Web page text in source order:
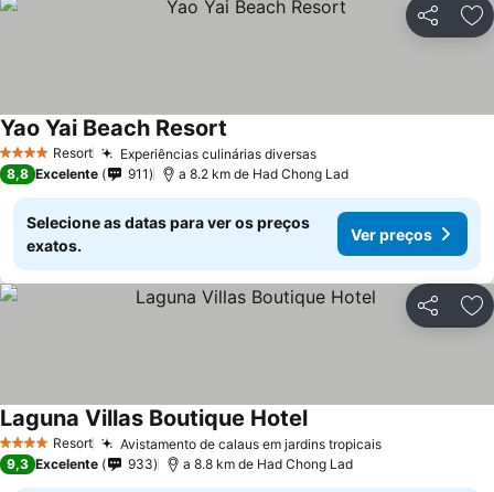
Partilhar
4 EstrelasResort Experiências culinárias diversasVer preços
Yao Yai Beach Resort
8,8 Excelente 911 a 8.2 km de Had Chong Lad
Selecione as datas para ver os preços
exatos.
Ver preços
Partilhar
4 EstrelasResort Avistamento de calaus em jardins tropicaisVer preços
Laguna Villas Boutique HotelVer preços
9,3 Excelente 933 a 8.8 km de Had Chong Lad